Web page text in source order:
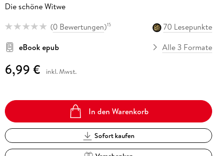
Die schöne Witwe
(0 Bewertungen)15
70 Lesepunkte
eBook epub
Alle 3 Formate
6,99 € inkl. Mwst.
In den Warenkorb
Sofort kaufen